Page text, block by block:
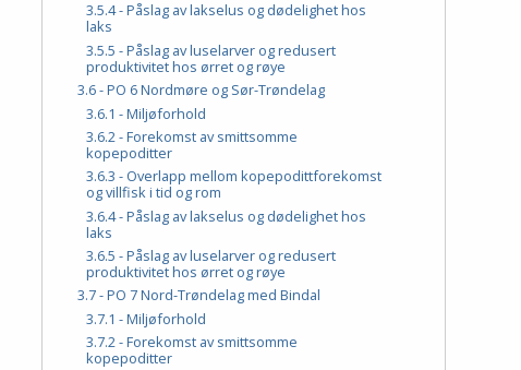
3.5.4 - Påslag av lakselus og dødelighet hos
laks
3.5.5 - Påslag av luselarver og redusert
produktivitet hos ørret og røye
3.6 - PO 6 Nordmøre og Sør-Trøndelag
3.6.1 - Miljøforhold
3.6.2 - Forekomst av smittsomme
kopepoditter
3.6.3 - Overlapp mellom kopepodittforekomst
og villfisk i tid og rom
3.6.4 - Påslag av lakselus og dødelighet hos
laks
3.6.5 - Påslag av luselarver og redusert
produktivitet hos ørret og røye
3.7 - PO 7 Nord-Trøndelag med Bindal
3.7.1 - Miljøforhold
3.7.2 - Forekomst av smittsomme
kopepoditter